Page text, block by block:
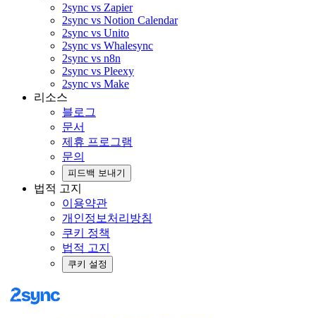
2sync vs Zapier
2sync vs Notion Calendar
2sync vs Unito
2sync vs Whalesync
2sync vs n8n
2sync vs Pleexy
2sync vs Make
리소스
블로그
문서
제휴 프로그램
문의
피드백 보내기
법적 고지
이용약관
개인정보처리방침
쿠키 정책
법적 고지
쿠키 설정